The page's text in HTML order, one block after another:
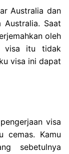
Australia dan
Saat
oleh
visa itu tidak
visa ini dapat
visa
cemas. Kamu
sebetulnya